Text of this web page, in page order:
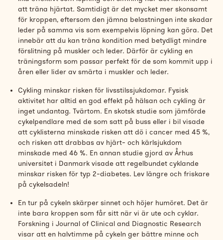
att träna hjärtat. Samtidigt är det mycket mer skonsamt
för kroppen, eftersom den jämna belastningen inte skadar
leder på samma vis som exempelvis löpning kan göra. Det
innebär att du kan träna kondition med betydligt mindre
förslitning på muskler och leder. Därför är cykling en
träningsform som passar perfekt för de som kommit upp i
åren eller lider av smärta i muskler och leder.
Cykling minskar risken för livsstilssjukdomar. Fysisk
aktivitet har alltid en god effekt på hälsan och cykling är
inget undantag. Tvärtom. En skotsk studie som jämförde
cykelpendlare med de som satt på buss eller i bil visade
att cyklisterna minskade risken att dö i cancer med 45 %,
och risken att drabbas av hjärt- och kärlsjukdom
minskade med 46 %. En annan studie gjord av Århus
universitet i Danmark visade att regelbundet cyklande
minskar risken för typ 2-diabetes. Lev längre och friskare
på cykelsadeln!
En tur på cykeln skärper sinnet och höjer humöret. Det är
inte bara kroppen som får sitt när vi är ute och cyklar.
Forskning i Journal of Clinical and Diagnostic Research
visar att en halvtimme på cykeln ger bättre minne och